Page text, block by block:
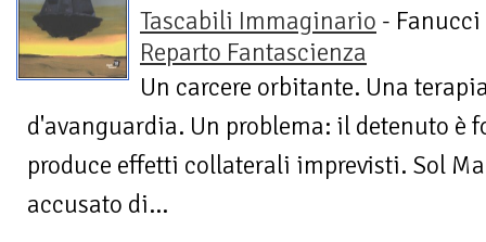
Tascabili Immaginario - Fanucci
Reparto Fantascienza
Un carcere orbitante. Una
d'avanguardia. Un problema: il detenuto è
produce effetti collaterali imprevisti. Sol
accusato di...